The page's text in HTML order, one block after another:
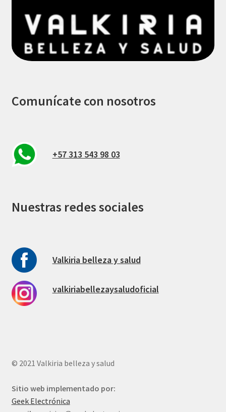
Comunícate con nosotros
+57 313 543 98 03
Nuestras redes sociales
Valkiria belleza y salud
valkiriabellezaysaludoficial
© 2021 Valkiria belleza y salud
Sitio web implementado por:
Geek Electrónica